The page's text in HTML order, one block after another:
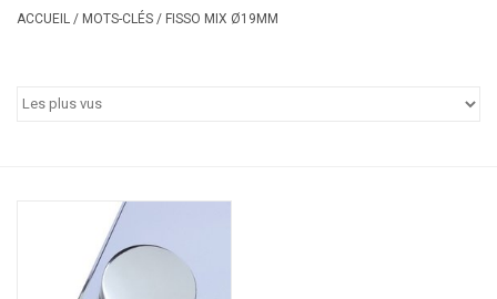
ACCUEIL / MOTS-CLÉS / FISSO MIX Ø19MM